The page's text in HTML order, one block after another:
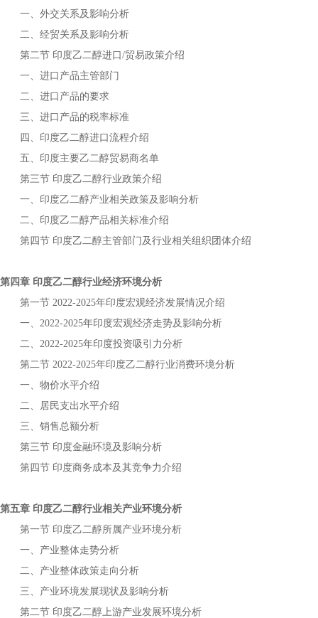
一、外交关系及影响分析
二、经贸关系及影响分析
第二节 印度乙二醇进口/贸易政策介绍
一、进口产品主管部门
二、进口产品的要求
三、进口产品的税率标准
四、 印度乙二醇进口流程介绍
五、 印度主要乙二醇贸易商名单
第三节 印度乙二醇行业政策介绍
一、 印度乙二醇产业相关政策及影响分析
二、 印度乙二醇产品相关标准介绍
第四节 印度乙二醇主管部门及行业相关组织团体介绍
第四章 印度乙二醇行业经济环境分析
第一节 2022-2025年印度宏观经济发展情况介绍
一、 2022-2025年印度宏观经济走势及影响分析
二、 2022-2025年印度投资吸引力分析
第二节 2022-2025年印度乙二醇行业消费环境分析
一、物价水平介绍
二、居民支出水平介绍
三、销售总额分析
第三节 印度金融环境及影响分析
第四节 印度商务成本及其竞争力介绍
第五章 印度乙二醇行业相关产业环境分析
第一节 印度乙二醇所属产业环境分析
一、产业整体走势分析
二、产业整体政策走向分析
三、产业环境发展现状及影响分析
第二节 印度乙二醇 上游产业发展环境分析